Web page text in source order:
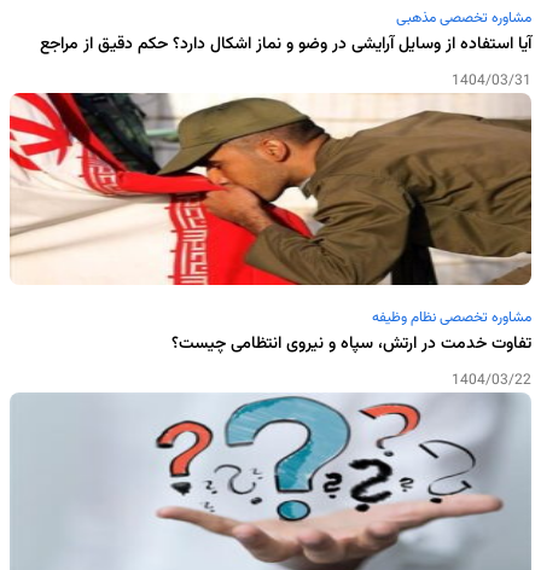
مشاوره تخصصی مذهبی
آیا استفاده از وسایل آرایشی در وضو و نماز اشکال دارد؟ حکم دقیق از مراجع
1404/03/31
مشاوره تخصصی نظام وظیفه
تفاوت خدمت در ارتش، سپاه و نیروی انتظامی چیست؟
1404/03/22